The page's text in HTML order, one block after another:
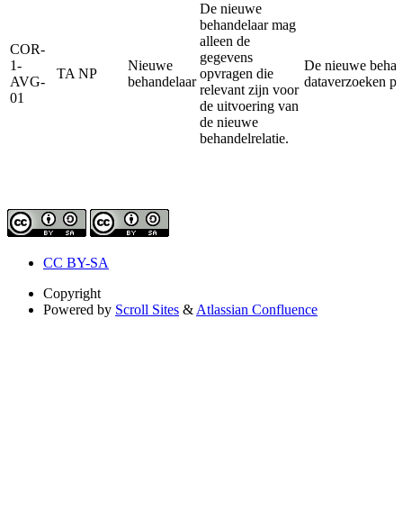
COR-
1-
AVG-
01
TA NP
Nieuwe
behandelaar
De nieuwe
behandelaar mag
alleen de
gegevens
opvragen die
relevant zijn voor
de uitvoering van
de nieuwe
behandelrelatie.
De nieuwe
dataverzoeken
CC BY-SA
Copyright
Powered by Scroll Sites & Atlassian Confluence